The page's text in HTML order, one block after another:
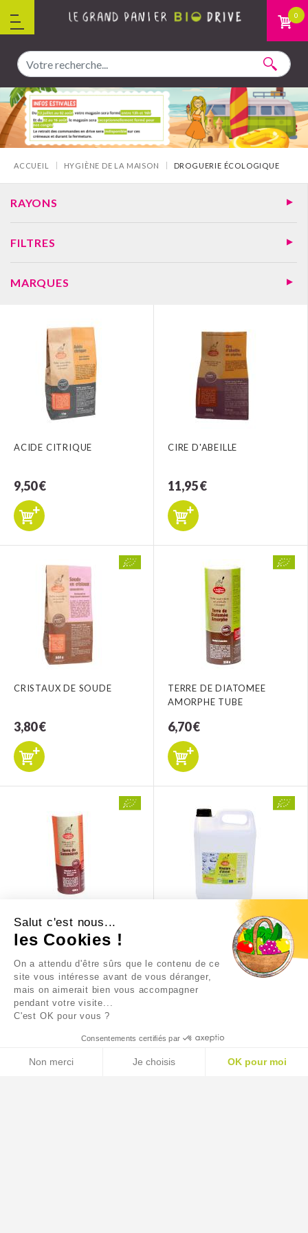
Salut c'est nous...
les Cookies !
On a attendu d'être sûrs que le contenu de ce
site vous intéresse avant de vous déranger,
mais on aimerait bien vous accompagner
pendant votre visite...
C'est OK pour vous ?
Consentements certifiés par
Non merci Je choisis OK pour moi
0
ACCUEIL HYGIÈNE DE LA MAISON DROGUERIE ÉCOLOGIQUE
RAYONS
FILTRES
MARQUES
ACIDE CITRIQUE
9,50 €
CIRE D'ABEILLE
11,95 €
CRISTAUX DE SOUDE
3,80 €
TERRE DE DIATOMEE
AMORPHE TUBE
6,70 €
TERRE DE SOMMIERES
400G TUBE
4,95 €
VINAIGRE ALCOOL 5L
12,55 €